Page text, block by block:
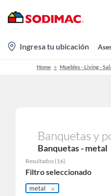
location-
icon
Ingresa tu ubicación
Home Muebles - Living -
Banquetas y
Banquetas - metal
Resultados (16)
Filtro seleccionado
metal